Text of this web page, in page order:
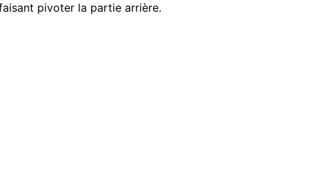
pivoter la partie arrière.